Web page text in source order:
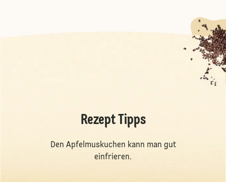
Rezept Tipps
Den Apfelmuskuchen kann man gut
einfrieren.